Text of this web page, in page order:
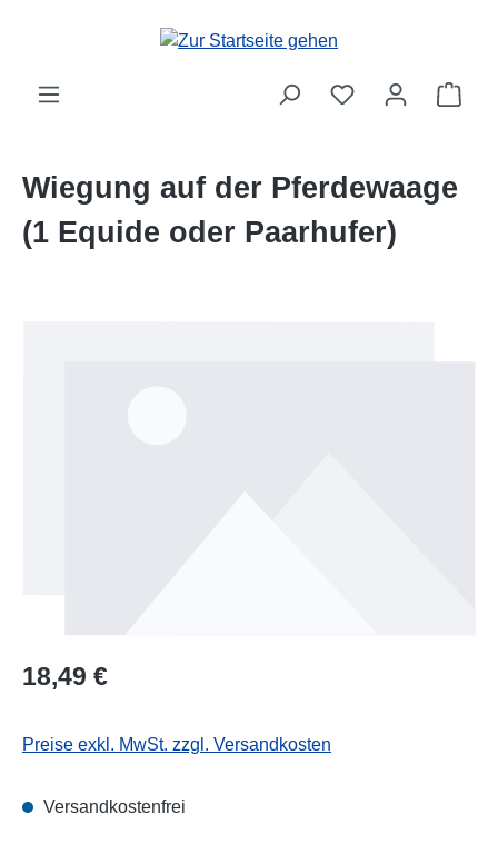
Zum Hauptinhalt springen
Wiegung auf der Pferdewaage
(1 Equide oder Paarhufer)
Regulärer Preis:
18,49 €
Preise exkl. MwSt. zzgl. Versandkosten
Versandkostenfrei